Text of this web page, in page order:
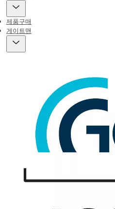
제품구매
게이트맨